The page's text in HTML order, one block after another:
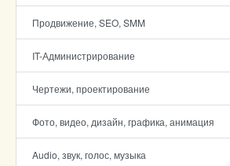
Продвижение, SEO, SMM
IT-Администрирование
Чертежи, проектирование
Фото, видео, дизайн, графика, анимация
Audio, звук, голос, музыка